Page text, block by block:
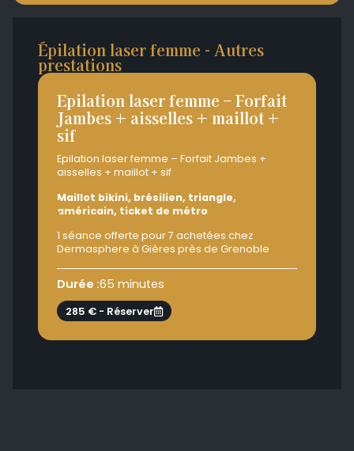
Épilation laser femme - Autres
prestations
Epilation laser femme – Forfait
Jambes + aisselles + maillot +
sif
Epilation laser femme – Forfait Jambes +
aisselles + maillot + sif
Maillot bikini, brésilien, triangle,
américain, ticket de métro
1 séance offerte pour 7 achetées chez
Dermasphere à Gières près de Grenoble
Durée :65 minutes
285 € - Réserver